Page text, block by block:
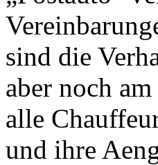
sind die
aber noch
alle
und ihre